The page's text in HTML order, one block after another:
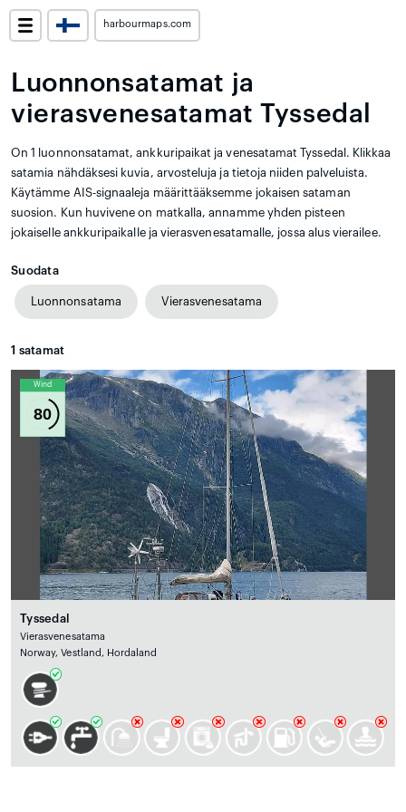
harbourmaps.com
Luonnonsatamat ja
vierasvenesatamat Tyssedal
On 1 luonnonsatamat, ankkuripaikat ja venesatamat Tyssedal. Klikkaa
satamia nähdäksesi kuvia, arvosteluja ja tietoja niiden palveluista.
Käytämme AIS-signaaleja määrittääksemme jokaisen sataman
suosion. Kun huvivene on matkalla, annamme yhden pisteen
jokaiselle ankkuripaikalle ja vierasvenesatamalle, jossa alus vierailee.
Suodata
Luonnonsatama Vierasvenesatama
1 satamat
Wind
80
Tyssedal
Vierasvenesatama
Norway, Vestland, Hordaland